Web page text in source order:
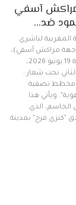
مراكش آسفي
ضد…
المغربية لناشري
مراكش آسفي)،
يوم غد الجمعة 19 يونيو 2026،
تحت شعار :
مخطط تصفية
ويأتي هذا
الحاسم، الذي
"كنزي فرح" بمدينة